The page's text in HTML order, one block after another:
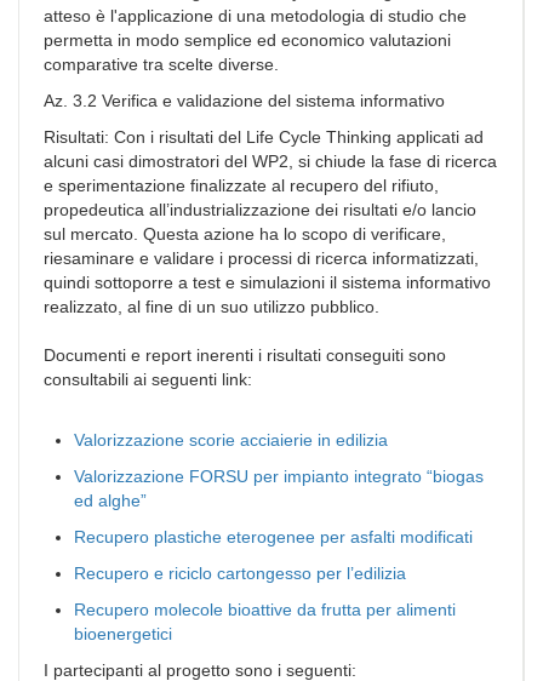
atteso è l'applicazione di una metodologia di studio che
permetta in modo semplice ed economico valutazioni
comparative tra scelte diverse.
Az. 3.2 Verifica e validazione del sistema informativo
Risultati: Con i risultati del Life Cycle Thinking applicati ad
alcuni casi dimostratori del WP2, si chiude la fase di ricerca
e sperimentazione finalizzate al recupero del rifiuto,
propedeutica all’industrializzazione dei risultati e/o lancio
sul mercato. Questa azione ha lo scopo di verificare,
riesaminare e validare i processi di ricerca informatizzati,
quindi sottoporre a test e simulazioni il sistema informativo
realizzato, al fine di un suo utilizzo pubblico.
Documenti e report inerenti i risultati conseguiti sono
consultabili ai seguenti link:
Valorizzazione scorie acciaierie in edilizia
Valorizzazione FORSU per impianto integrato “biogas
ed alghe”
Recupero plastiche eterogenee per asfalti modificati
Recupero e riciclo cartongesso per l’edilizia
Recupero molecole bioattive da frutta per alimenti
bioenergetici
I partecipanti al progetto sono i seguenti: